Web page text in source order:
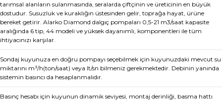
tarımsal alanların sulanmasında, seralarda çiftçinin ve üreticinin en büyük
dostudur. Susuzluk ve kuraklığın üstesinden gelir, toprağa hayat, ürüne
bereket getirir. Alarko Diamond dalgıç pompaları 0,5-21 m3/saat kapasite
aralığında 6 tip, 44 modeli ve yüksek dayanımlı, komponentleri ile tüm
ihtiyacınızı karşılar.
Sondaj kuyunuza en doğru pompayı seçebilmek için kuyunuzdaki mevcut su
miktarını m³/h(ton/saat) veya lt/sn bilmeniz gerekmektedir. Debinin yanında
sistemin basıncı da hesaplanmalıdır.
Basınç hesabı için kuyunun dinamik seviyesi, montaj derinliği, basma hattı